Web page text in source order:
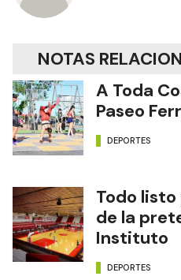
NOTAS
A Toda
Paseo
DEPORTES
Todo
de la
Instituto
DEPORTES